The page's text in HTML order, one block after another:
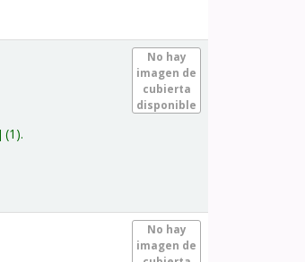
No hay
imagen de
cubierta
disponible
(1).
No hay
imagen de